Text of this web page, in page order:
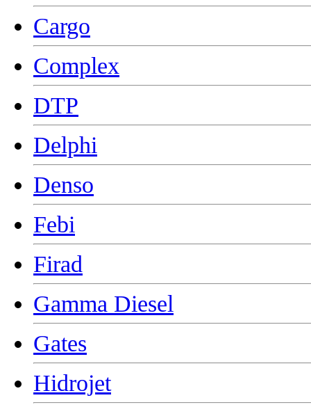
Cargo
Complex
DTP
Delphi
Denso
Febi
Firad
Gamma Diesel
Gates
Hidrojet